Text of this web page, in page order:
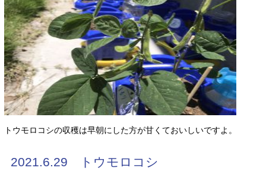
トウモロコシの収穫は早朝にした方が甘くておいしいですよ。
2021.6.29 トウモロコシ